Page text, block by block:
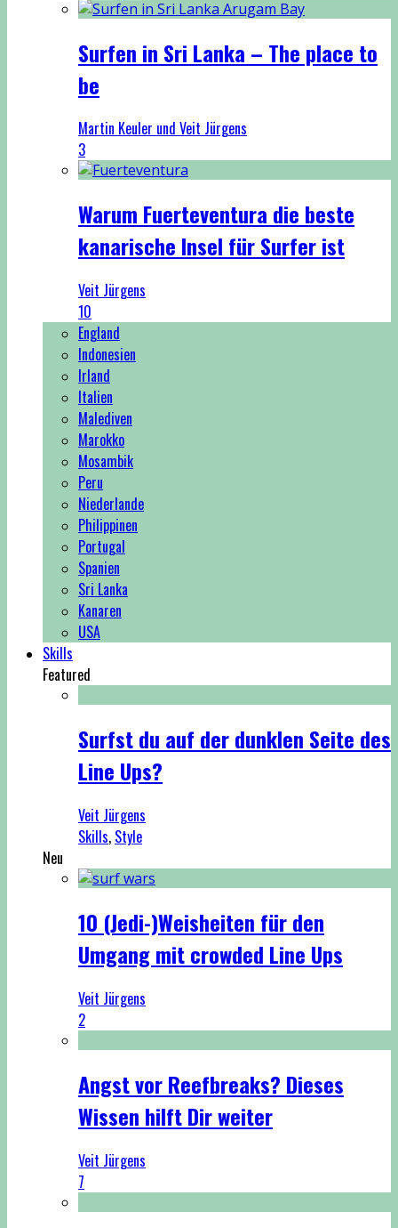
Surfen in Sri Lanka – The place to
be
Martin Keuler und Veit Jürgens
3
Warum Fuerteventura die beste
kanarische Insel für Surfer ist
Veit Jürgens
10
England
Indonesien
Irland
Italien
Malediven
Marokko
Mosambik
Peru
Niederlande
Philippinen
Portugal
Spanien
Sri Lanka
Kanaren
USA
Skills
Featured
Surfst du auf der dunklen Seite des
Line Ups?
Veit Jürgens
Skills, Style
Neu
10 (Jedi-)Weisheiten für den
Umgang mit crowded Line Ups
Veit Jürgens
2
Angst vor Reefbreaks? Dieses
Wissen hilft Dir weiter
Veit Jürgens
7